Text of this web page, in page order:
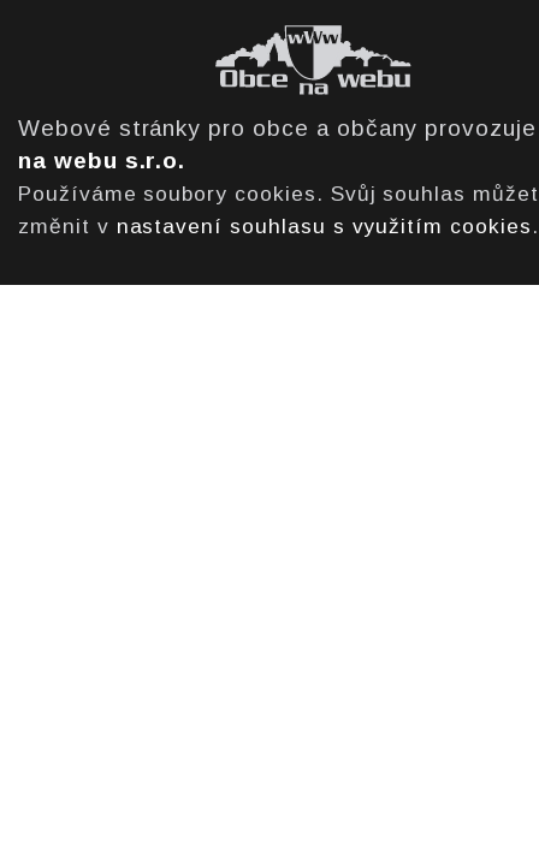
Webové stránky pro obce a občany
na webu s.r.o.
Používáme soubory cookies. Svůj souhlas
změnit v nastavení souhlasu s využitím cookies .